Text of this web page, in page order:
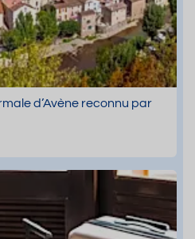
d’Avène reconnu par